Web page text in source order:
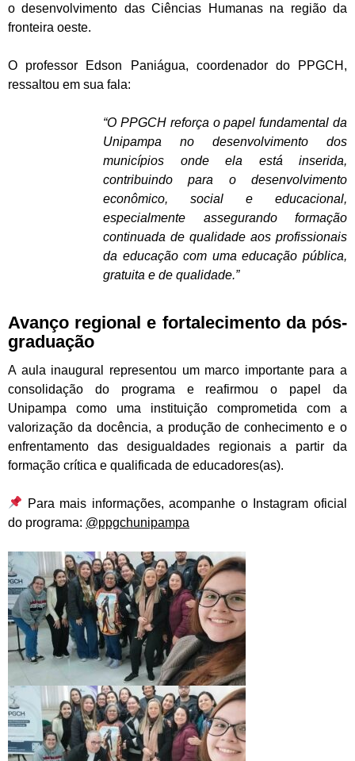
o desenvolvimento das Ciências Humanas na região da
fronteira oeste.
O professor Edson Paniágua, coordenador do PPGCH,
ressaltou em sua fala:
“O PPGCH reforça o papel fundamental da
Unipampa no desenvolvimento dos
municípios onde ela está inserida,
contribuindo para o desenvolvimento
econômico, social e educacional,
especialmente assegurando formação
continuada de qualidade aos profissionais
da educação com uma educação pública,
gratuita e de qualidade.”
Avanço regional e fortalecimento da pós-
graduação
A aula inaugural representou um marco importante para a
consolidação do programa e reafirmou o papel da
Unipampa como uma instituição comprometida com a
valorização da docência, a produção de conhecimento e o
enfrentamento das desigualdades regionais a partir da
formação crítica e qualificada de educadores(as).
Para mais informações, acompanhe o Instagram oficial
do programa: @ppgchunipampa